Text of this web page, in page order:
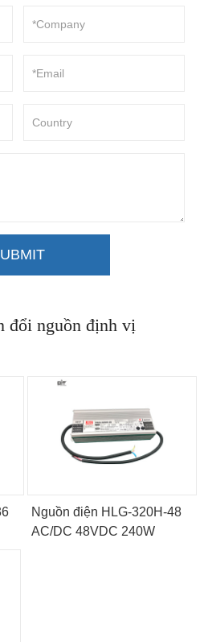
đổi nguồn định vị
Nguồn điện HLG-320H-48
AC/DC 48VDC 240W